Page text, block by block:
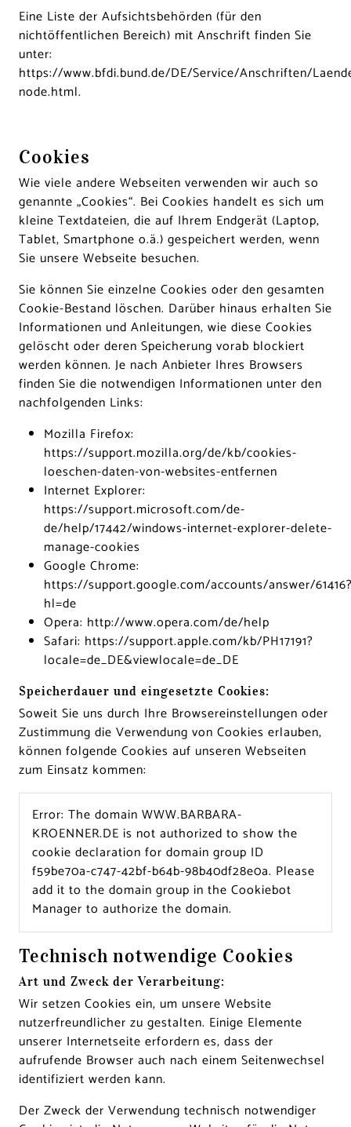
Eine Liste der Aufsichtsbehörden (für den
nichtöffentlichen Bereich) mit Anschrift finden Sie
unter:
https://www.bfdi.bund.de/DE/Service/Anschriften/
node.html.
Cookies
Wie viele andere Webseiten verwenden wir auch so
genannte „Cookies“. Bei Cookies handelt es sich um
kleine Textdateien, die auf Ihrem Endgerät (Laptop,
Tablet, Smartphone o.ä.) gespeichert werden, wenn
Sie unsere Webseite besuchen.
Sie können Sie einzelne Cookies oder den gesamten
Cookie-Bestand löschen. Darüber hinaus erhalten Sie
Informationen und Anleitungen, wie diese Cookies
gelöscht oder deren Speicherung vorab blockiert
werden können. Je nach Anbieter Ihres Browsers
finden Sie die notwendigen Informationen unter den
nachfolgenden Links:
Mozilla Firefox:
https://support.mozilla.org/de/kb/cookies-
loeschen-daten-von-websites-entfernen
Internet Explorer:
https://support.microsoft.com/de-
de/help/17442/windows-internet-explorer-delete-
manage-cookies
Google Chrome:
https://support.google.com/accounts/answer/
hl=de
Opera: http://www.opera.com/de/help
Safari: https://support.apple.com/kb/PH17191?
locale=de_DE&viewlocale=de_DE
Speicherdauer und eingesetzte Cookies:
Soweit Sie uns durch Ihre Browsereinstellungen oder
Zustimmung die Verwendung von Cookies erlauben,
können folgende Cookies auf unseren Webseiten
zum Einsatz kommen:
Error: The domain WWW.BARBARA-
KROENNER.DE is not authorized to show the
cookie declaration for domain group ID
f59be70a-c747-42bf-b64b-98b40df28e0a. Please
add it to the domain group in the Cookiebot
Manager to authorize the domain.
Technisch notwendige Cookies
Art und Zweck der Verarbeitung:
Wir setzen Cookies ein, um unsere Website
nutzerfreundlicher zu gestalten. Einige Elemente
unserer Internetseite erfordern es, dass der
aufrufende Browser auch nach einem Seitenwechsel
identifiziert werden kann.
Der Zweck der Verwendung technisch notwendiger